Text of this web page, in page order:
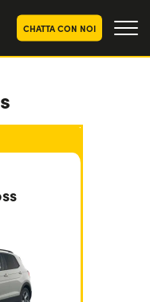
CHATTA CON NOI